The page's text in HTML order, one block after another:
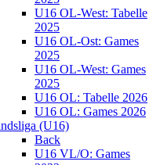
U16 OL-West: Tabelle
2025
U16 OL-Ost: Games
2025
U16 OL-West: Games
2025
U16 OL: Tabelle 2026
U16 OL: Games 2026
(U16)
Back
U16 VL/O: Games